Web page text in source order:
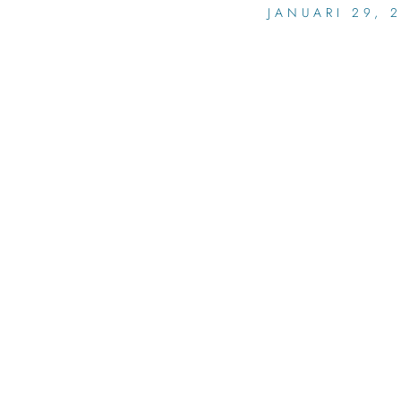
JANUARI 29,